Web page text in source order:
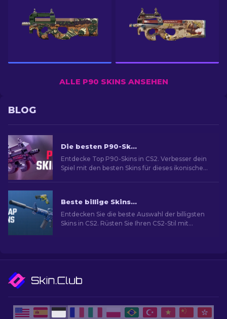
ALLE P90 SKINS ANSEHEN
BLOG
Die besten P90-Skins in CS2: Rangliste [2026]
Entdecke Top P90-Skins in CS2. Verbesser dein
Spiel mit den besten Skins für dieses ikonische
Beste billige Skins in CS2 [2026]
Entdecken Sie die beste Auswahl der billigsten
Skins in CS2. Rüsten Sie Ihren CS2-Stil mit